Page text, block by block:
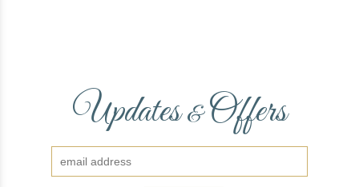
Updates&Offers